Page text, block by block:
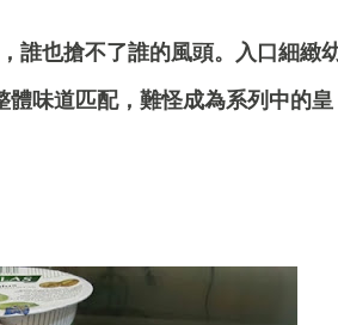
誰也搶不了誰的風頭。入口細緻
味道匹配，難怪成為系列中的皇